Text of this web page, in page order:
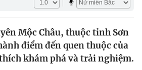
Mộc Châu, thuộc tỉnh Sơn
điểm đến quen thuộc của
khám phá và trải nghiệm.